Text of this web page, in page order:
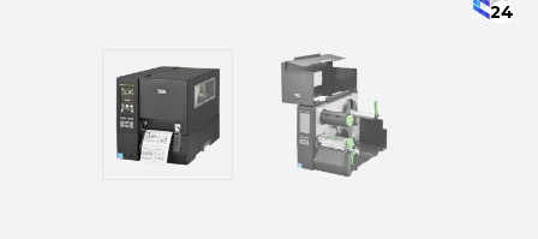
24